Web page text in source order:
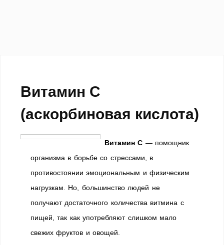
Витамин C
(аскорбиновая кислота)
Витамин С — помощник
организма в борьбе со стрессами, в
противостоянии эмоциональным и физическим
нагрузкам. Но, большинство людей не
получают достаточного количества витмина с
пищей, так как употребляют слишком мало
свежих фруктов и овощей.